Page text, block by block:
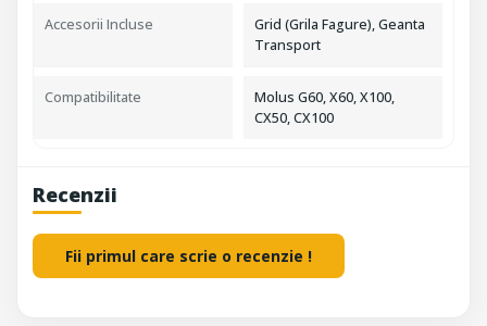
Accesorii Incluse
Grid (Grila Fagure), Geanta
Transport
Compatibilitate
Molus G60, X60, X100,
CX50, CX100
Recenzii
Fii primul care scrie o recenzie !